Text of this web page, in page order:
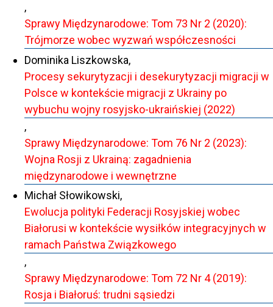
,
Sprawy Międzynarodowe: Tom 73 Nr 2 (2020):
Trójmorze wobec wyzwań współczesności
Dominika Liszkowska,
Procesy sekurytyzacji i desekurytyzacji migracji w
Polsce w kontekście migracji z Ukrainy po
wybuchu wojny rosyjsko-ukraińskiej (2022)
,
Sprawy Międzynarodowe: Tom 76 Nr 2 (2023):
Wojna Rosji z Ukrainą: zagadnienia
międzynarodowe i wewnętrzne
Michał Słowikowski,
Ewolucja polityki Federacji Rosyjskiej wobec
Białorusi w kontekście wysiłków integracyjnych w
ramach Państwa Związkowego
,
Sprawy Międzynarodowe: Tom 72 Nr 4 (2019):
Rosja i Białoruś: trudni sąsiedzi